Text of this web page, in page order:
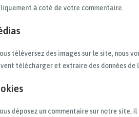
à coté de votre commentaire.
téléversez des images sur le site, nous
télécharger et extraire des données de
déposez un commentaire sur notre site,